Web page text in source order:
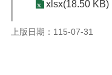
xlsx(18.50 KB)
上版日期：115-07-31